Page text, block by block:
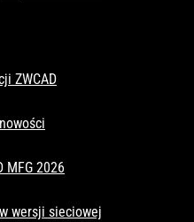
ZWCAD
MFG 2026
wersji sieciowej